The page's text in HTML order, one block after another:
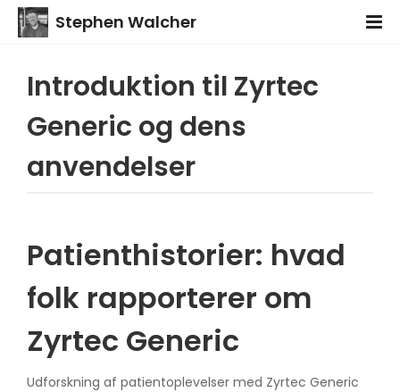
Stephen Walcher
Introduktion til Zyrtec
Generic og dens
anvendelser
Patienthistorier: hvad
folk rapporterer om
Zyrtec Generic
Udforskning af patientoplevelser med Zyrtec Generic